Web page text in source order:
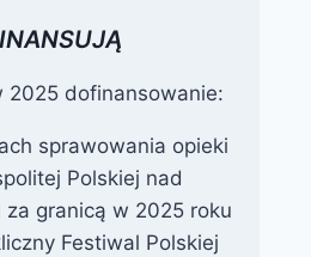
2025 dofinansowanie:
sprawowania opieki
Polskiej nad
za granicą w 2025 roku
Festiwal Polskiej